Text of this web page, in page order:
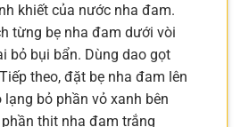
khiết của nước nha đam.
từng bẹ nha đam dưới vòi
bỏ bụi bẩn. Dùng dao gọt
theo, đặt bẹ nha đam lên
bỏ phần vỏ xanh bên
thịt nha đam trắng